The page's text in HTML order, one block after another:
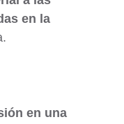
en la
en una